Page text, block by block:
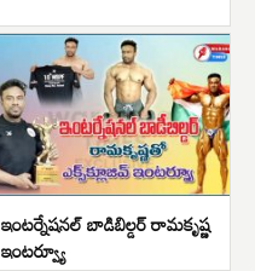
ఇంటర్నేషనల్ బాడిబిల్డర్ రామకృష్ణ
ఇంటర్వ్యూ